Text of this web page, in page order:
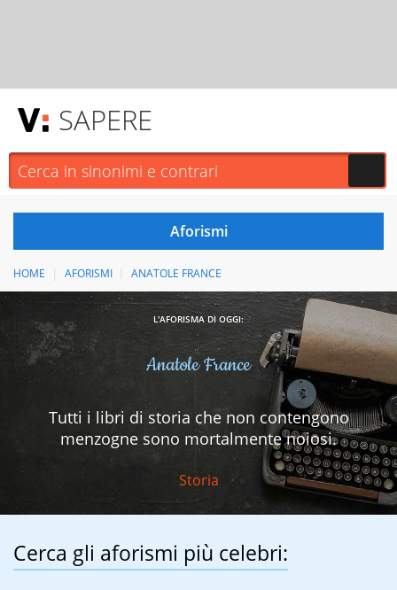
SAPERE
HOME AFORISMI ANATOLE FRANCE
L'AFORISMA DI OGGI:
Anatole France
Tutti i libri di storia che non contengono
menzogne sono mortalmente noiosi.
Storia
Cerca gli aforismi più celebri: